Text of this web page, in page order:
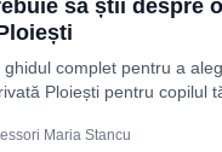
să știi despre
ghidul complet pentru a
Ploiești pentru copilul
Maria Stancu